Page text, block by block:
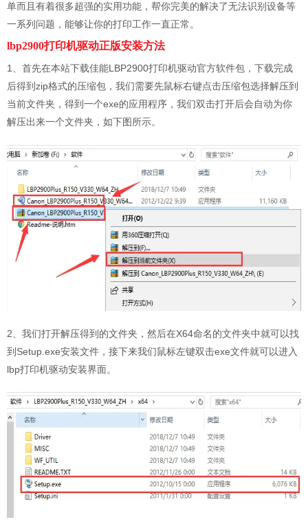
单而且有着很多超强的实用功能，帮你完美的解决了无法识别设备等
一系列问题，能够让你的打印工作一直正常。
lbp2900打印机驱动正版安装方法
1、首先在本站下载佳能LBP2900打印机驱动官方软件包，下载完成
后得到zip格式的压缩包，我们需要先鼠标右键点击压缩包选择解压到
当前文件夹，得到一个exe的应用程序，我们双击打开后会自动为你
解压出来一个文件夹，如下图所示。
2、我们打开解压得到的文件夹，然后在X64命名的文件夹中就可以找
到Setup.exe安装文件，接下来我们鼠标左键双击exe文件就可以进入
lbp打印机驱动安装界面。